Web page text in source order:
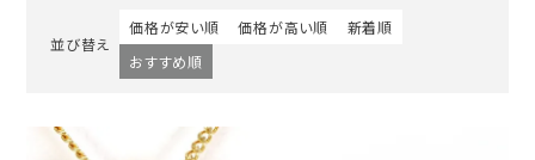
並び替え
価格が安い順 価格が高い順
新着順
おすすめ順